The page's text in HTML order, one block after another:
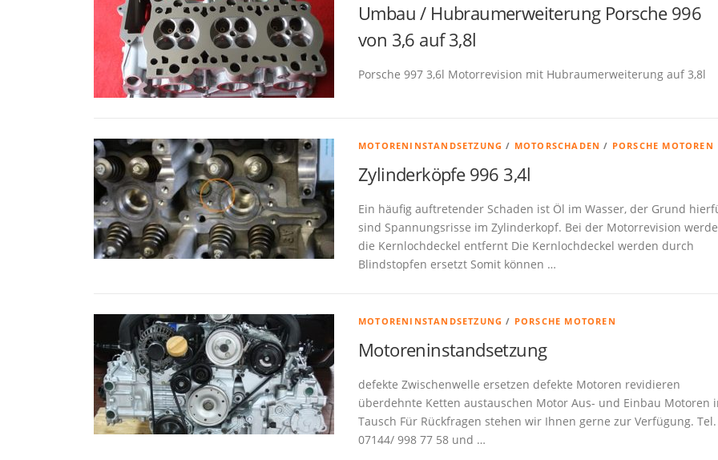
Umbau / Hubraumerweiterung Porsche 996
von 3,6 auf 3,8l
Porsche 997 3,6l Motorrevision mit Hubraumerweiterung auf 3,8l
MOTORENINSTANDSETZUNG / MOTORSCHADEN / PORSCHE MOTOREN
Zylinderköpfe 996 3,4l
Ein häufig auftretender Schaden ist Öl im Wasser, der Grund
sind Spannungsrisse im Zylinderkopf. Bei der Motorrevision
die Kernlochdeckel entfernt Die Kernlochdeckel werden durch
Blindstopfen ersetzt Somit können …
MOTORENINSTANDSETZUNG / PORSCHE MOTOREN
Motoreninstandsetzung
defekte Zwischenwelle ersetzen defekte Motoren revidieren
überdehnte Ketten austauschen Motor Aus- und Einbau Motoren
Tausch Für Rückfragen stehen wir Ihnen gerne zur Verfügung. Tel.
07144/ 998 77 58 und …